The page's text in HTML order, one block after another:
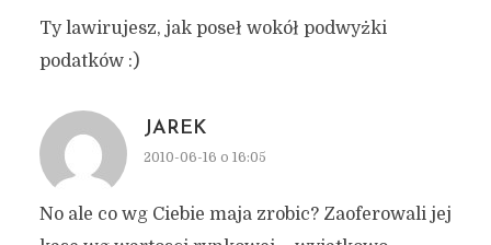
Ty lawirujesz, jak poseł wokół podwyżki
podatków :)
JAREK
2010-06-16 o 16:05
No ale co wg Ciebie maja zrobic? Zaoferowali jej